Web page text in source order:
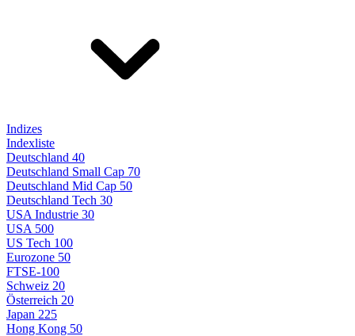
Indizes
Indexliste
Deutschland 40
Deutschland Small Cap 70
Deutschland Mid Cap 50
Deutschland Tech 30
USA Industrie 30
USA 500
US Tech 100
Eurozone 50
FTSE-100
Schweiz 20
Österreich 20
Japan 225
Hong Kong 50